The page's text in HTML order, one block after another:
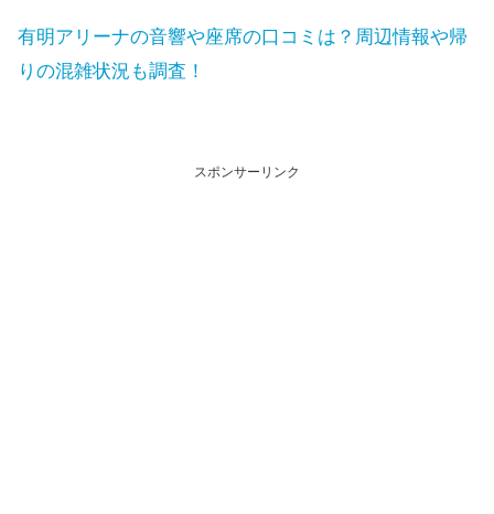
有明アリーナの音響や座席の口コミは？周辺情報や帰
りの混雑状況も調査！
スポンサーリンク